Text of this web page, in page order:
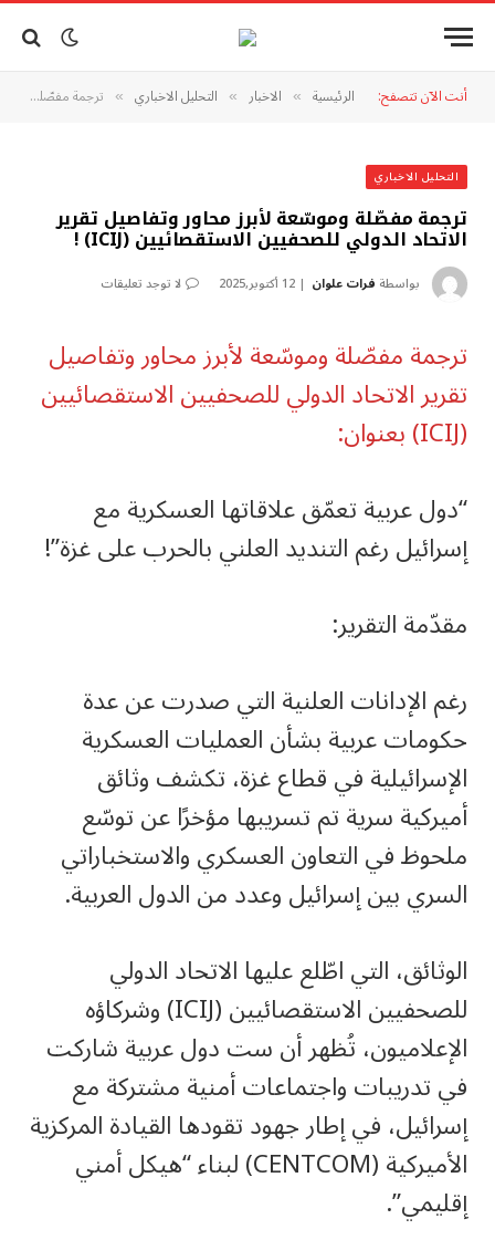
أنت الآن تتصفح: الرئيسية » الاخبار » التحليل الاخباري » ترجمة مفصّلة وموسّعة لأبرز محاور وتفاصيل تقرير الاتحاد الدولي للصحفيين الاستقصائيين (ICIJ) !
التحليل الاخباري
ترجمة مفصّلة وموسّعة لأبرز محاور وتفاصيل تقرير
الاتحاد الدولي للصحفيين الاستقصائيين (ICIJ) !
بواسطة فرات علوان 12 أكتوبر,2025 لا توجد تعليقات
ترجمة مفصّلة وموسّعة لأبرز محاور وتفاصيل
تقرير الاتحاد الدولي للصحفيين الاستقصائيين
(ICIJ) بعنوان:
“دول عربية تعمّق علاقاتها العسكرية مع
إسرائيل رغم التنديد العلني بالحرب على غزة”!
مقدّمة التقرير:
رغم الإدانات العلنية التي صدرت عن عدة
حكومات عربية بشأن العمليات العسكرية
الإسرائيلية في قطاع غزة، تكشف وثائق
أميركية سرية تم تسريبها مؤخرًا عن توسّع
ملحوظ في التعاون العسكري والاستخباراتي
السري بين إسرائيل وعدد من الدول العربية.
الوثائق، التي اطّلع عليها الاتحاد الدولي
للصحفيين الاستقصائيين (ICIJ) وشركاؤه
الإعلاميون، تُظهر أن ست دول عربية شاركت
في تدريبات واجتماعات أمنية مشتركة مع
إسرائيل، في إطار جهود تقودها القيادة المركزية
الأميركية (CENTCOM) لبناء “هيكل أمني
إقليمي”.